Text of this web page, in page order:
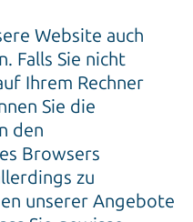
Website auch
Falls Sie nicht
Ihrem Rechner
Sie die
den
Browsers
zu
unserer Angebote